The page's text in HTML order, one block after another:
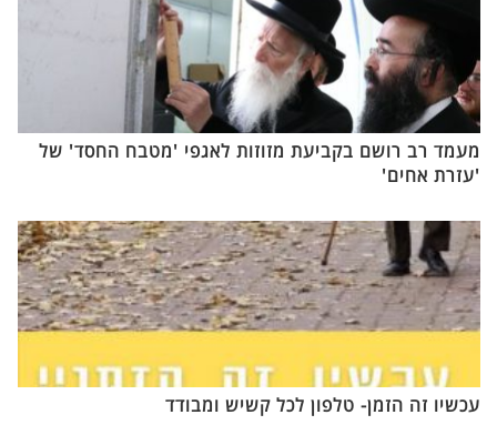
מעמד רב רושם בקביעת מזוזות לאגפי 'מטבח החסד' של
'עזרת אחים'
עכשיו זה הזמן- טלפון לכל קשיש ומבודד